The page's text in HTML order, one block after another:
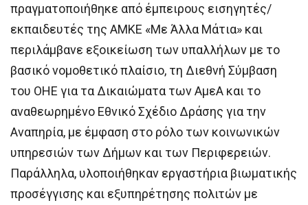
πραγματοποιήθηκε από έμπειρους εισηγητές/
εκπαιδευτές της ΑΜΚΕ «Με Άλλα Μάτια» και
περιλάμβανε εξοικείωση των υπαλλήλων με το
βασικό νομοθετικό πλαίσιο, τη Διεθνή Σύμβαση
του ΟΗΕ για τα Δικαιώματα των ΑμεΑ και το
αναθεωρημένο Εθνικό Σχέδιο Δράσης για την
Αναπηρία, με έμφαση στο ρόλο των κοινωνικών
υπηρεσιών των Δήμων και των Περιφερειών.
Παράλληλα, υλοποιήθηκαν εργαστήρια βιωματικής
προσέγγισης και εξυπηρέτησης πολιτών με